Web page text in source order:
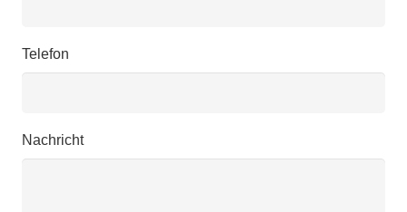
Telefon
Nachricht